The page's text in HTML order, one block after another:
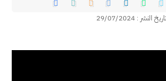
تاريخ النشر : 29/07/2024